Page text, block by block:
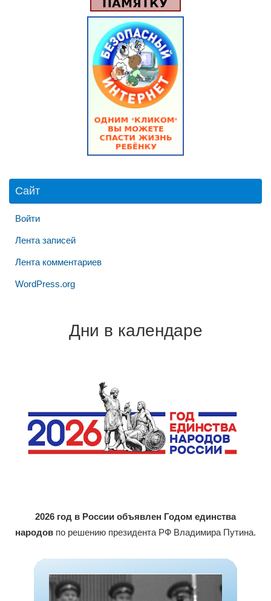
Сайт
Войти
Лента записей
Лента комментариев
WordPress.org
Дни в календаре
2026 год в России объявлен Годом единства
народов по решению президента РФ Владимира Путина.